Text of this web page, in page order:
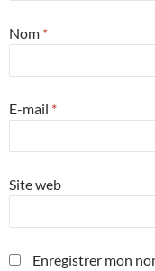
Nom *
E-mail *
Site web
Enregistrer mon